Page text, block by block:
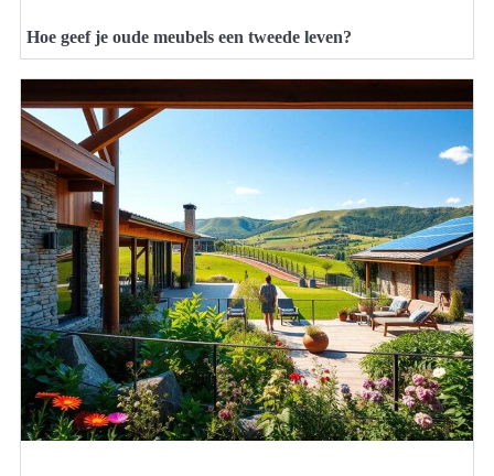
Hoe geef je oude meubels een tweede leven?